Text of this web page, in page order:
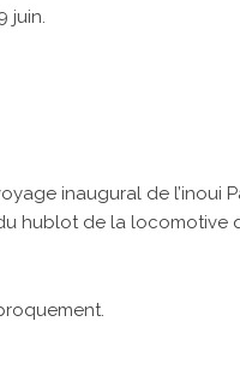
juin.
inaugural de l’inoui
hublot de la locomotive